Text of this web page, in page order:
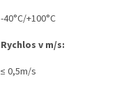
-40°C/+100°C
Rychlos v m/s:
≤ 0,5m/s